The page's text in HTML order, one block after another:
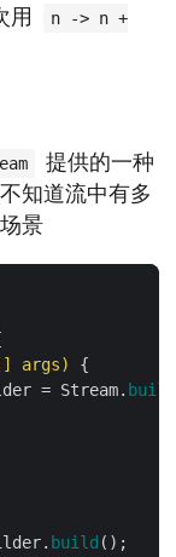
用
n -> n +
提供的一种
知道流中有多
景
args)
= Stream.
build